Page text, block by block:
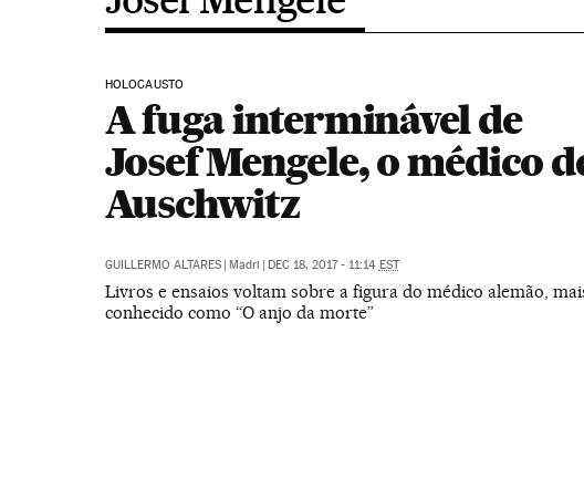
HOLOCAUSTO
A fuga interminável de
Josef Mengele, o médico
Auschwitz
GUILLERMO ALTARES | Madri | DEC 18, 2017 - 11:14 EST
Livros e ensaios voltam sobre a figura do médico alemão,
conhecido como “O anjo da morte”